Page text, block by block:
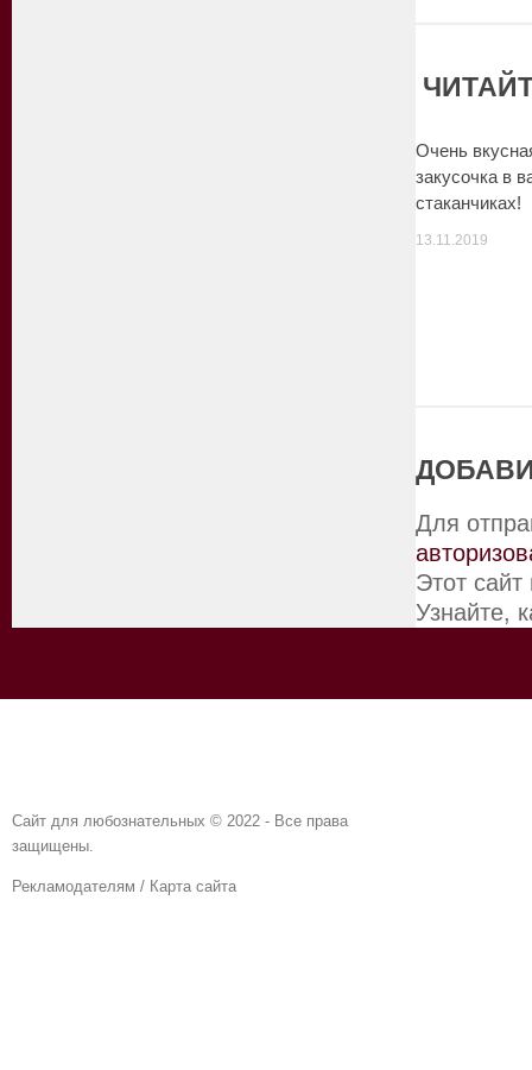
Очень
закусочка в
стаканчиках!
13.11.2019
Для
Этот
Узнайте,
Сайт для любознательных © 2022 - Все права
защищены.
Рекламодателям / Карта сайта